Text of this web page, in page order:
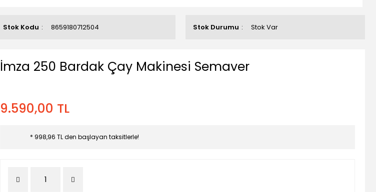
Stok Kodu 8659180712504 Stok Durumu Stok Var
İmza 250 Bardak Çay Makinesi Semaver
9.590,00 TL
* 998,96 TL den başlayan taksitlerle!